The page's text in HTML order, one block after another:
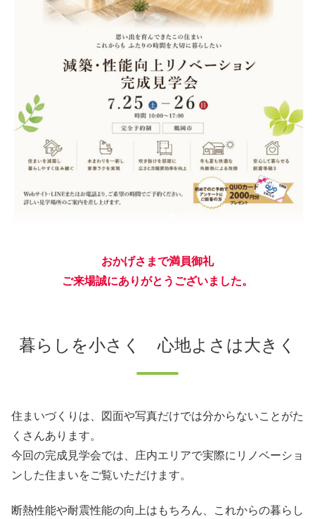
おかげさまで満員御礼
ご来場誠にありがとうございました。
暮らしを小さく 心地よさは大きく
住まいづくりは、図面や写真だけでは分からないことがた
くさんあります。
今回の完成見学会では、庄内エリアで実際にリノベーショ
ンした住まいをご覧いただけます。
断熱性能や耐震性能の向上はもちろん、これからの暮らし